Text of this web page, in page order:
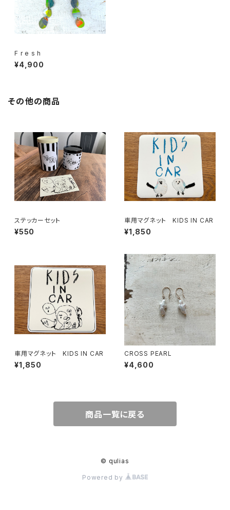
F r e s h
¥4,900
その他の商品
ステッカーセット
¥550
車用マグネット KIDS IN CAR
¥1,850
車用マグネット KIDS IN CAR
¥1,850
CROSS PEARL
¥4,600
商品一覧に戻る
© qulias
Powered by